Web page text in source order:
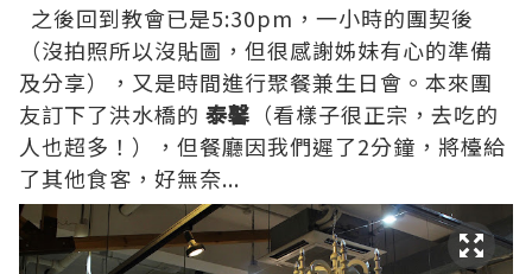
之後回到教會已是5:30pm，一小時的團契後
（沒拍照所以沒貼圖，但很感謝姊妹有心的準備
及分享），又是時間進行聚餐兼生日會。本來團
友訂下了洪水橋的 泰馨 （看樣子很正宗，去吃的
人也超多！），但餐廳因我們遲了2分鐘，將檯給
了其他食客，好無奈...